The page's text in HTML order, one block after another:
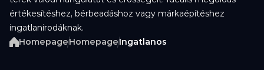
értékesítéshez, bérbeadáshoz vagy márkaépítéshez
ingatlanirodáknak.
HomepageHomepageIngatlanos